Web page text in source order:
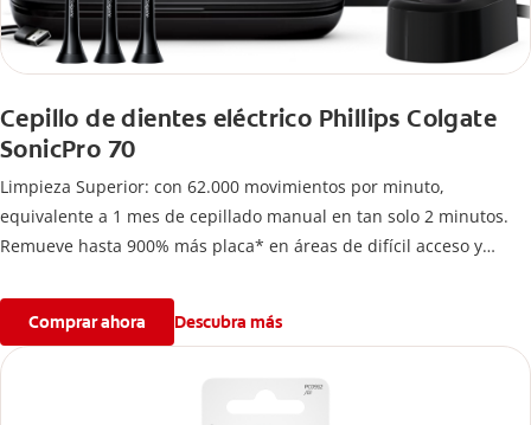
Cepillo de dientes eléctrico Phillips Colgate
SonicPro 70
Limpieza Superior: con 62.000 movimientos por minuto,
equivalente a 1 mes de cepillado manual en tan solo 2 minutos.
Remueve hasta 900% más placa* en áreas de difícil acceso y
Comprar ahora Descubra más